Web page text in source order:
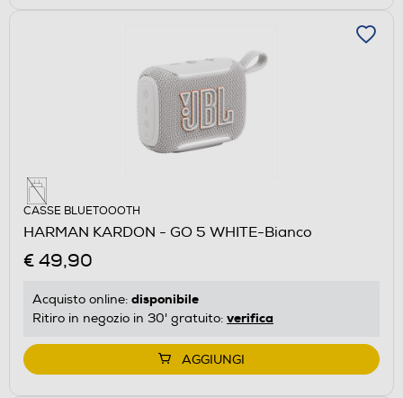
CASSE BLUETOOOTH
HARMAN KARDON - GO 5 WHITE-Bianco
€ 49,90
Acquisto online: disponibile
Ritiro in negozio in 30' gratuito: verifica
AGGIUNGI